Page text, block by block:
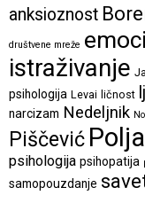
anksioznost
društvene mreže
istraživanje
psihologija Levai ličnost
narcizam Nedeljnik
Piščević
psihologija psihopatija
samopouzdanje